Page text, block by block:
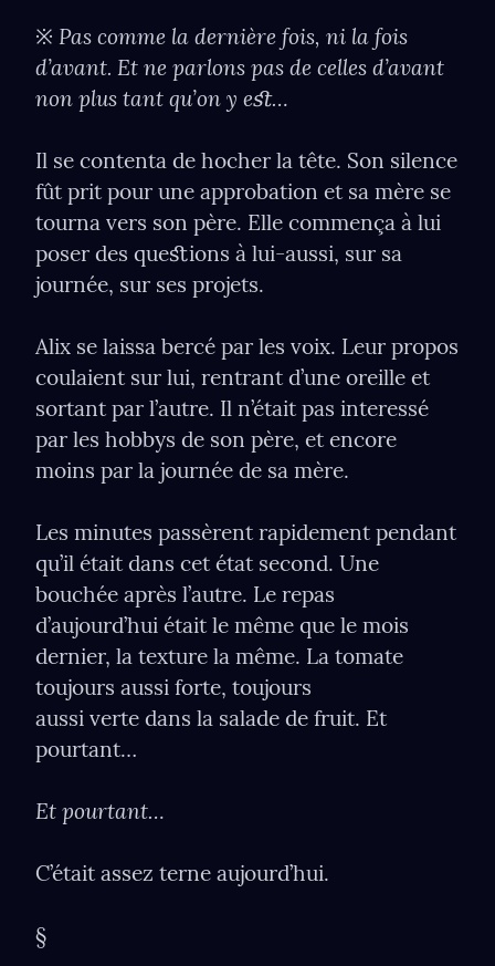
※ Pas comme la dernière fois, ni la fois
d’avant. Et ne parlons pas de celles d’avant
non plus tant qu’on y eﬆ…
Il se contenta de hocher la tête. Son silence
fût prit pour une approbation et sa mère se
tourna vers son père. Elle commença à lui
poser des queﬆions à lui-aussi, sur sa
journée, sur ses projets.
Alix se laissa bercé par les voix. Leur propos
coulaient sur lui, rentrant d’une oreille et
sortant par l’autre. Il n’était pas interessé
par les hobbys de son père, et encore
moins par la journée de sa mère.
Les minutes passèrent rapidement pendant
qu’il était dans cet état second. Une
bouchée après l’autre. Le repas
d’aujourd’hui était le même que le mois
dernier, la texture la même. La tomate
toujours aussi forte, toujours
aussi verte dans la salade de fruit. Et
pourtant…
Et pourtant…
C’était assez terne aujourd’hui.
§